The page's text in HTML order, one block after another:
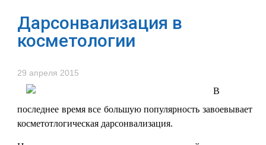
Дарсонвализация в
косметологии
29 апреля 2015
В
последнее время все большую популярность завоевывает
косметотлогическая дарсонвализация.